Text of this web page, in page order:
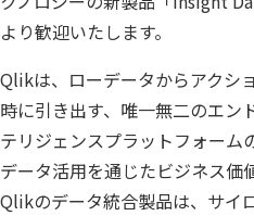
より歓迎いたします。
Qlikは、ローデータからアクシ
時に引き出す、唯一無二のエン
テリジェンスプラットフォーム
データ活用を通じたビジネス価
Qlikのデータ統合製品は、サイ